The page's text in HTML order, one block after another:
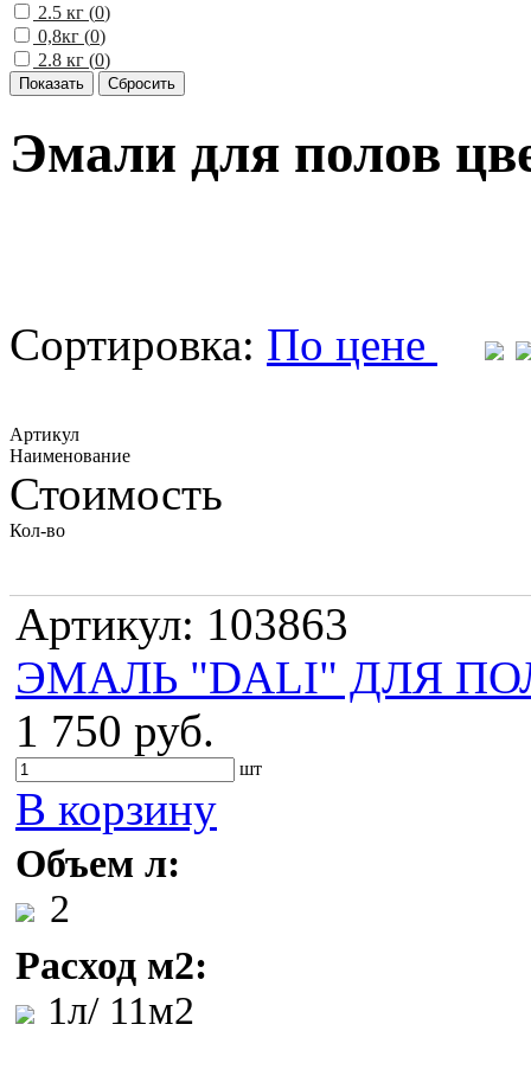
2.5 кг (0)
0,8кг (0)
2.8 кг (0)
Эмали для полов
Сортировка: По цене
Артикул
Наименование
Стоимость
Кол-во
Артикул: 103863
ЭМАЛЬ "DALI" ДЛЯ
1 750 руб.
шт
В корзину
Объем л:
2
Расход м2:
1л/ 11м2